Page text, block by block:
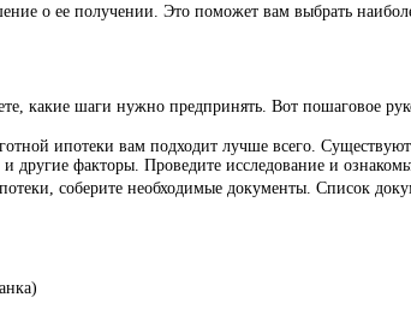
о ее получении. Это поможет вам выбрать
какие шаги нужно предпринять. Вот пошаговое
ипотеки вам подходит лучше всего.
другие факторы. Проведите исследование и
соберите необходимые документы. Список